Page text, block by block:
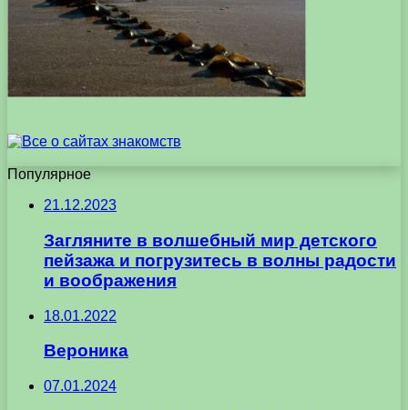
Популярное
21.12.2023
Загляните в волшебный мир детского
пейзажа и погрузитесь в волны радости
и воображения
18.01.2022
Вероника
07.01.2024